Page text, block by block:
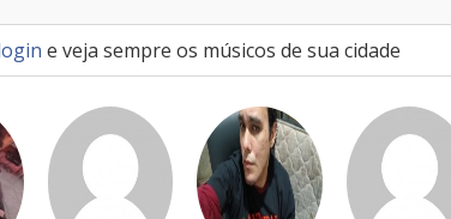
e veja sempre os músicos de sua cidade